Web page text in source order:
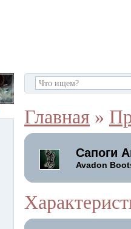
Главная »
Сапоги
Avadon